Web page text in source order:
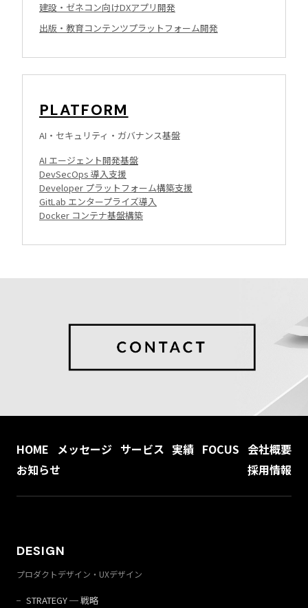
建設・ゼネコン向けDXアプリ開発
出版・教育コンテンツプラットフォーム開発
PLATFORM
AI・セキュリティ・ガバナンス基盤
AI エージェント開発基盤
DevSecOps 導入支援
Developer プラットフォーム構築支援
GitLab エンタープライズ導入
Docker コンテナ基盤構築
HOME メッセージ サービス 実績 FOCUS 会社概要
お知らせ
採用情報
DESIGN
プロダクトデザイン・UXデザイン
STRATEGY ─ 戦略